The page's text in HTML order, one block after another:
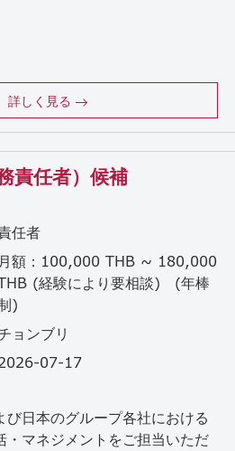
詳しく見る
責任者）候補
任者
月額：100,000 THB ~ 180,000
(経験により要相談) (年棒
)
ョンブリ
07-17
び日本のグループ各社における
・マネジメントをご担当いただ